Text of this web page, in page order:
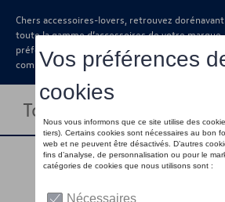
Chers accessoires-lovers, retrouvez dorénavant
toute la gamme d’accessoires de votre marque
préférée sous forme de catalogue à
commander auprès de votre concessionaire.
Toggle navigation